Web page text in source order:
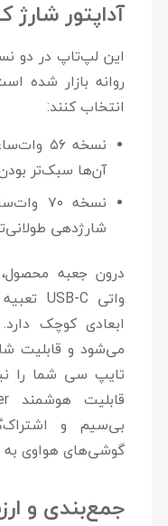
آداپتور شارژ
این لپ‌تاپ در دو
روانه بازار شده
انتخاب کنند:
نسخه ۵۶ وات‌ساعت:
آن‌ها سبک‌تر بودن دستگاه
نسخه ۷۰ وات‌ساعت:
شارژدهی
درون جعبه
واتی USB-C
ابعادی کوچک
می‌شود و قابلیت
تایپ سی شما را
قابلیت هوشمند
بی‌سیم و
گوشی‌های هواوی به
جمع‌بندی و